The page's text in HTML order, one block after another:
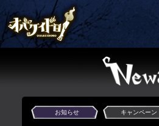
お知らせ キャンペーン